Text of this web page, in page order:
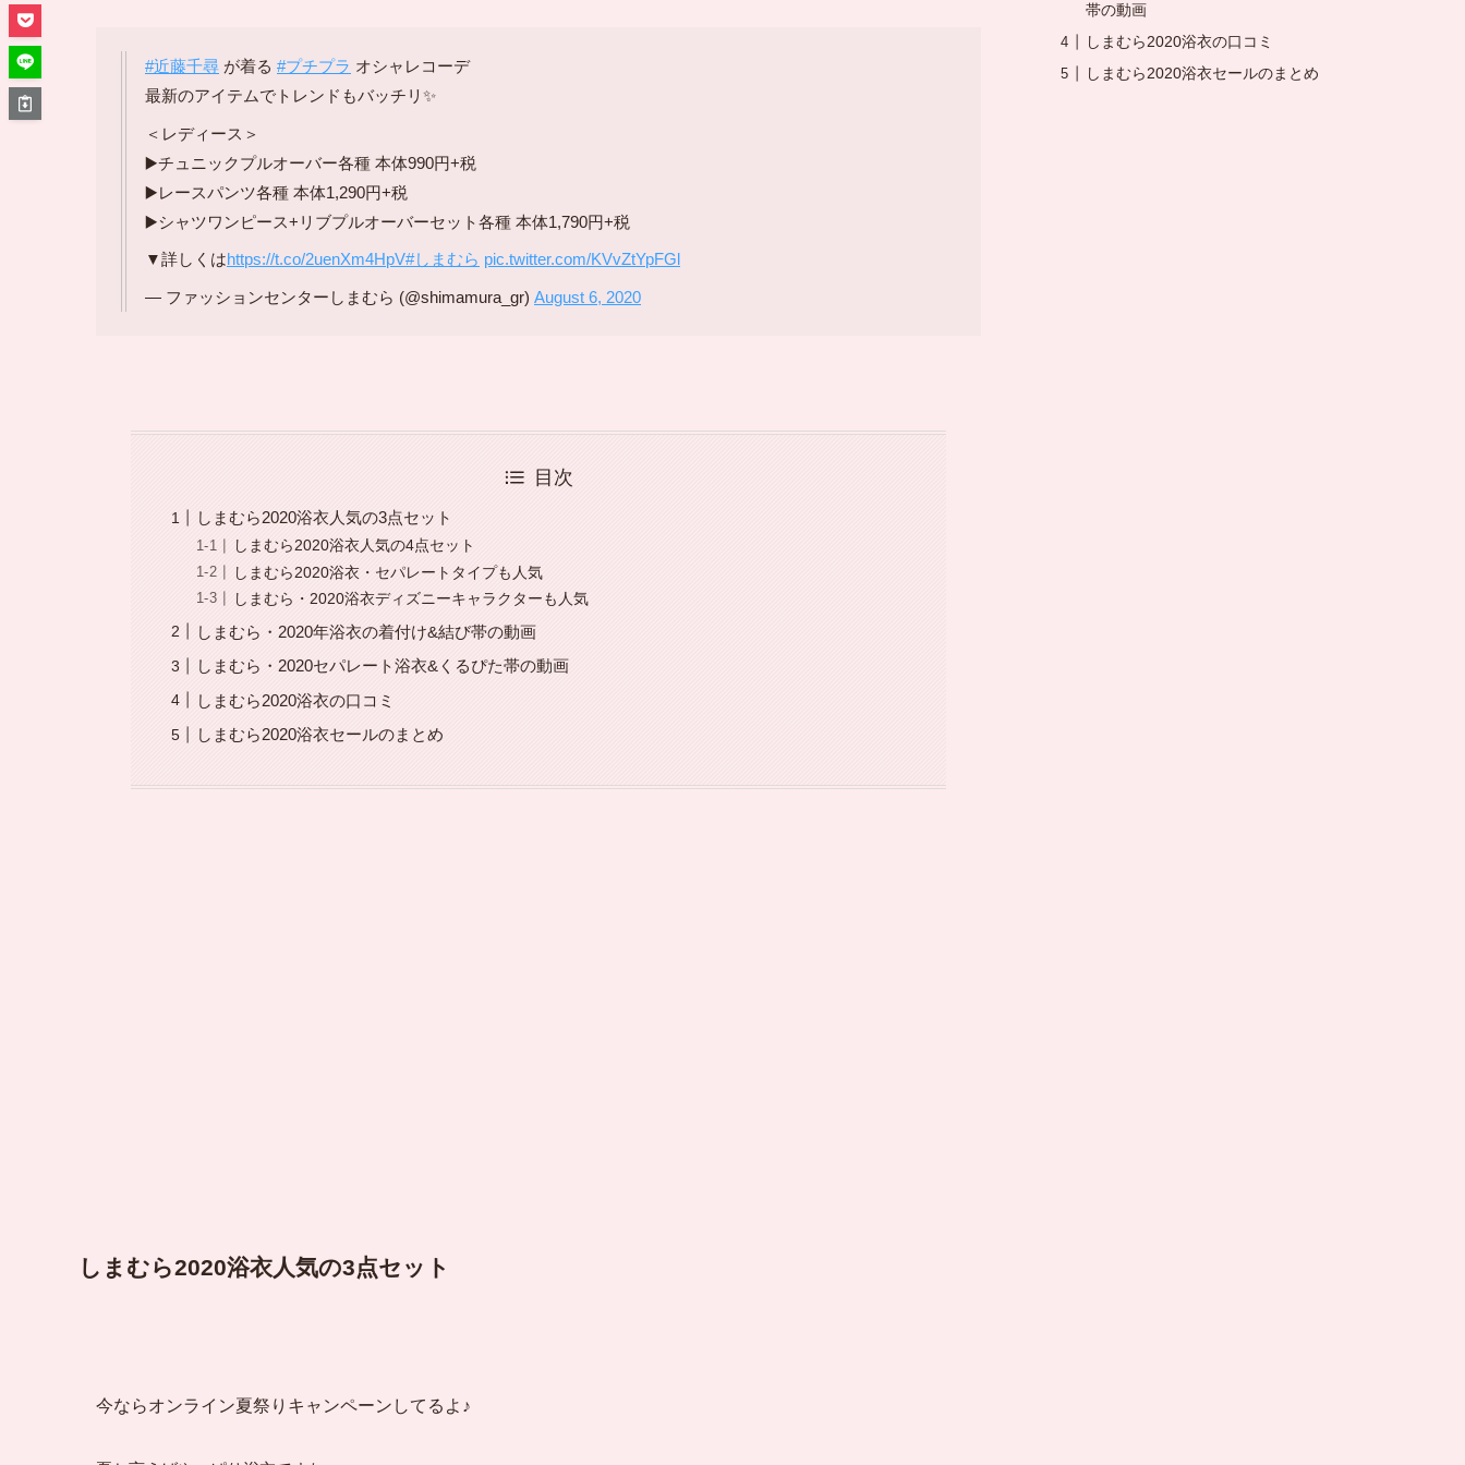
#近藤千尋 が着る #プチプラ オシャレコーデ
最新のアイテムでトレンドもバッチリ✨
＜レディース＞
▶️チュニックプルオーバー各種 本体990円+税
▶️レースパンツ各種 本体1,290円+税
▶️シャツワンピース+リブプルオーバーセット各種 本体1,790円+税
▼詳しくはhttps://t.co/2uenXm4HpV#しまむら pic.twitter.com/KVvZtYpFGl
— ファッションセンターしまむら (@shimamura_gr) August 6, 2020
目次
しまむら2020浴衣人気の3点セット
しまむら2020浴衣人気の4点セット
しまむら2020浴衣・セパレートタイプも人気
しまむら・2020浴衣ディズニーキャラクターも人気
しまむら・2020年浴衣の着付け&結び帯の動画
しまむら・2020セパレート浴衣&くるぴた帯の動画
しまむら2020浴衣の口コミ
しまむら2020浴衣セールのまとめ
しまむら2020浴衣人気の3点セット
今ならオンライン夏祭りキャンペーンしてるよ♪
帯の動画
しまむら2020浴衣の口コミ
しまむら2020浴衣セールのまとめ